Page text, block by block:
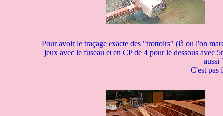
Pour avoir le traçage exacte des "trottoirs" (là ou l'on
jeux avec le fuseau et en CP de 4 pour le dessous avec
aussi
C'est pas